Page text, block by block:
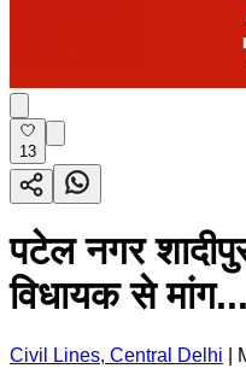
13
पटेल नगर
विधायक से मांग...
Civil Lines, Central Delhi